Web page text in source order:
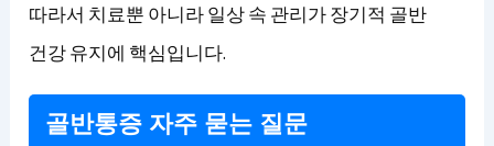
따라서 치료뿐 아니라 일상 속 관리가 장기적 골반
건강 유지에 핵심입니다.
골반통증 자주 묻는 질문